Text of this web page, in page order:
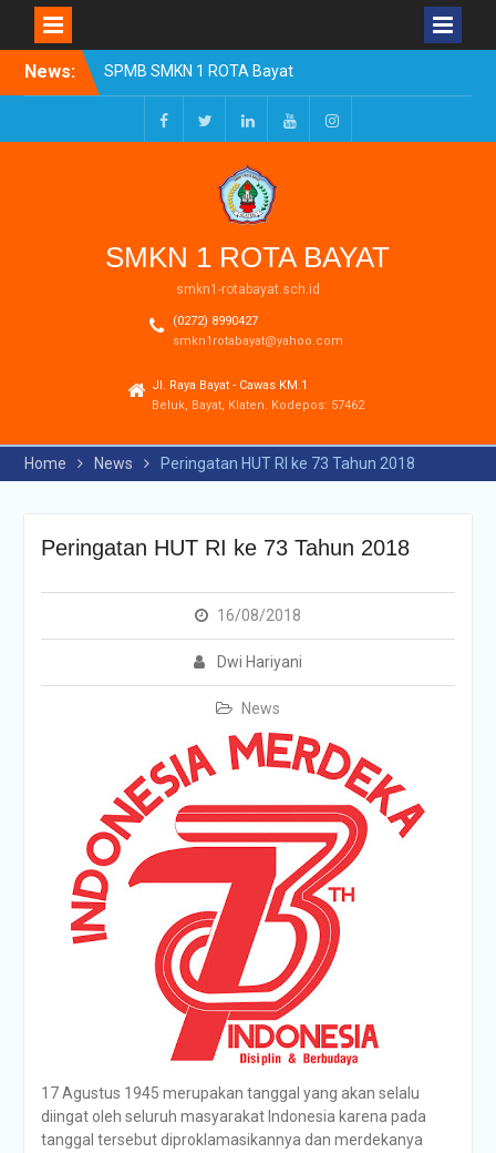
News:
SPMB SMKN 1 ROTA Bayat
Tahun Ajaran 2026/2027
Resmi Dibuka
Pengumuman Kelulusan
Tahun Ajaran 2025-2026
Realisasi Dana BOSP
Reguler Tahap 1 Tahun
FacebookTwitterLinkedInYoutubeInstagram
SMKN 1 ROTA BAYAT
smkn1-rotabayat.sch.id
(0272) 8990427
smkn1rotabayat@yahoo.com
Jl. Raya Bayat - Cawas KM.1
Beluk, Bayat, Klaten. Kodepos: 57462
Home News Peringatan HUT RI ke 73 Tahun 2018
Peringatan HUT RI ke 73 Tahun 2018
16/08/2018
Dwi Hariyani
News
17 Agustus 1945 merupakan tanggal yang akan selalu
diingat oleh seluruh masyarakat Indonesia karena pada
tanggal tersebut diproklamasikannya dan merdekanya